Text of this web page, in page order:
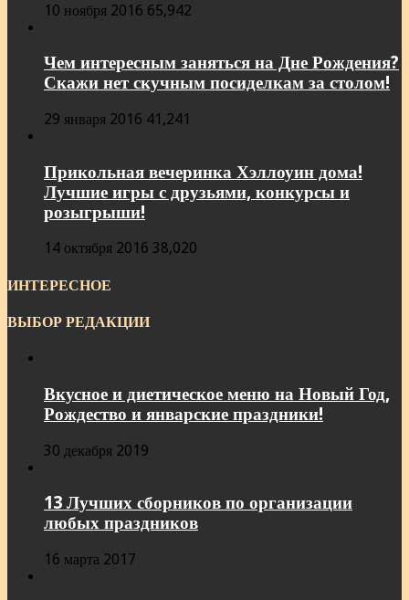
10 ноября 2016 65,942
Чем интересным заняться на Дне Рождения?
Скажи нет скучным посиделкам за столом!
29 января 2016 41,241
Прикольная вечеринка Хэллоуин дома!
Лучшие игры с друзьями, конкурсы и
розыгрыши!
14 октября 2016 38,020
ИНТЕРЕСНОЕ
ВЫБОР РЕДАКЦИИ
Вкусное и диетическое меню на Новый Год,
Рождество и январские праздники!
30 декабря 2019
13 Лучших сборников по организации
любых праздников
16 марта 2017